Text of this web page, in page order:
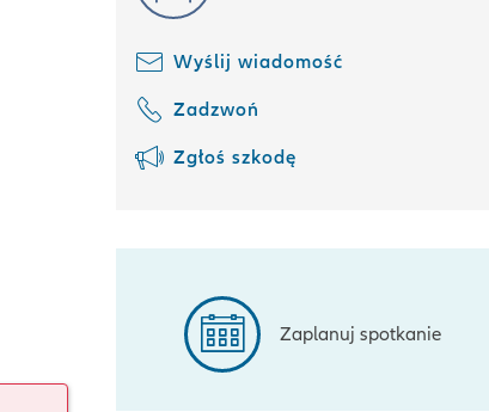
Wyślij wiadomość
Zadzwoń
Zgłoś szkodę
Zaplanuj spotkanie